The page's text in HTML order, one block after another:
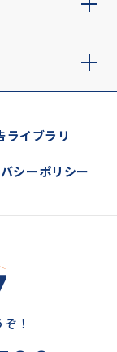
ライブラリ
シーポリシー
！